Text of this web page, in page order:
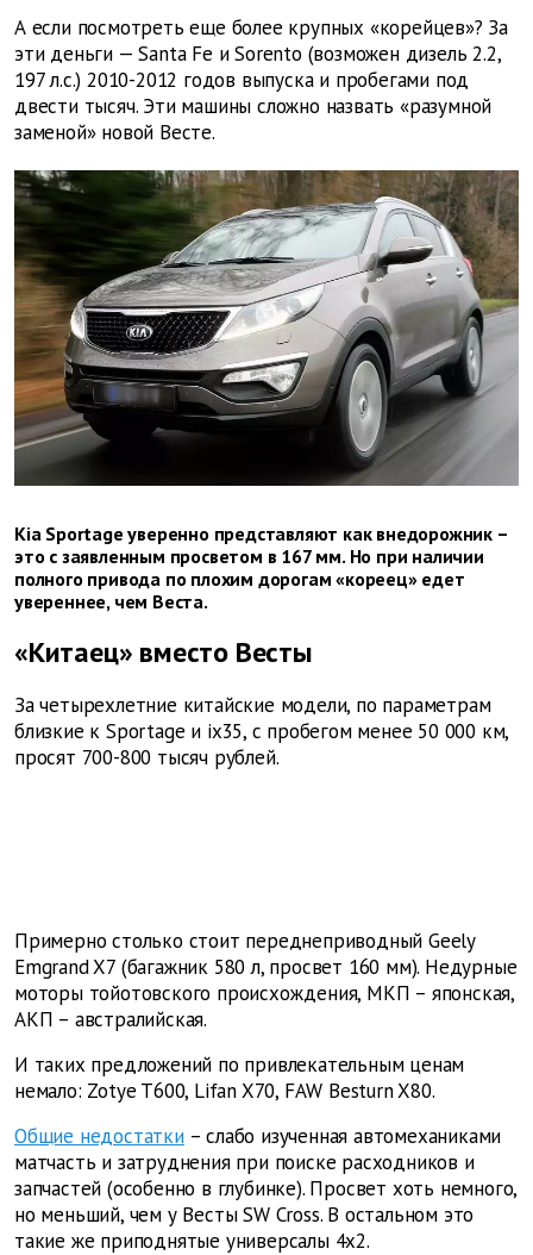
А если посмотреть еще более крупных «корейцев»? За
эти деньги — Santa Fe и Sorento (возможен дизель 2.2,
197 л.с.) 2010-2012 годов выпуска и пробегами под
двести тысяч. Эти машины сложно назвать «разумной
заменой» новой Весте.
Kia Sportage уверенно представляют как внедорожник –
это с заявленным просветом в 167 мм. Но при наличии
полного привода по плохим дорогам «кореец» едет
увереннее, чем Веста.
«Китаец» вместо Весты
За четырехлетние китайские модели, по параметрам
близкие к Sportage и ix35, с пробегом менее 50 000 км,
просят 700-800 тысяч рублей.
Примерно столько стоит переднеприводный Geely
Emgrand X7 (багажник 580 л, просвет 160 мм). Недурные
моторы тойотовского происхождения, МКП – японская,
АКП – австралийская.
И таких предложений по привлекательным ценам
немало: Zotye T600, Lifan X70, FAW Besturn X80.
Общие недостатки– слабо изученная автомеханиками
матчасть и затруднения при поиске расходников и
запчастей (особенно в глубинке). Просвет хоть немного,
но меньший, чем у Весты SW Cross. В остальном это
такие же приподнятые универсалы 4х2.